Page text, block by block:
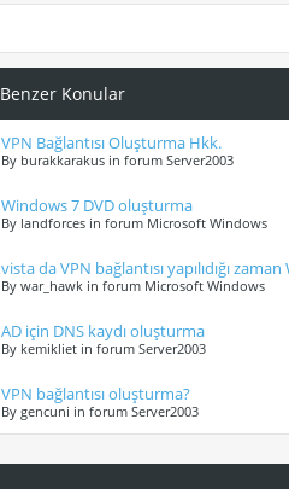
Benzer Konular
VPN Bağlantısı Oluşturma Hkk.
By burakkarakus in forum Server2003
Windows 7 DVD oluşturma
By landforces in forum Microsoft Windows
vista da VPN bağlantısı yapılıdığı
By war_hawk in forum Microsoft Windows
AD için DNS kaydı oluşturma
By kemikliet in forum Server2003
VPN bağlantısı oluşturma?
By gencuni in forum Server2003